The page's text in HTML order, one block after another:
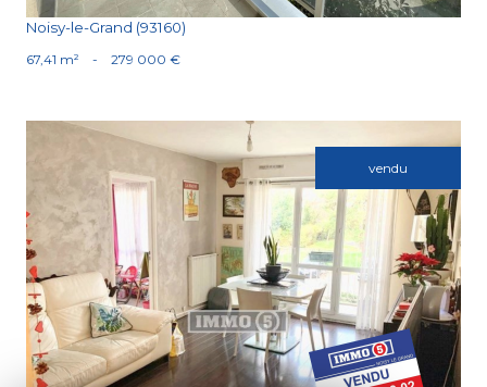
Noisy-le-Grand (93160)
67,41 m² - 279 000 €
vendu
Voir le bien